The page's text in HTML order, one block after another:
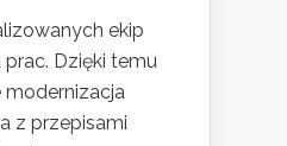
ekip
Dzięki temu
modernizacja
z przepisami